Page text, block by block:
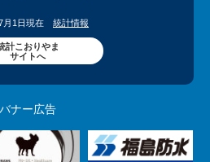
月1日現在 統計情報
計こおりやま
サイトへ
バナー広告